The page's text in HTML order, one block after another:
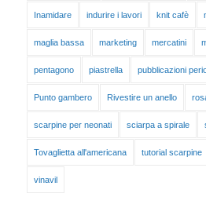
Inamidare indurire i lavori knit cafè
maglia bassa marketing mercatini
pentagono piastrella pubblicazioni
Punto gambero Rivestire un anello
scarpine per neonati sciarpa a spirale
Tovaglietta all'americana tutorial scarpine
vinavil